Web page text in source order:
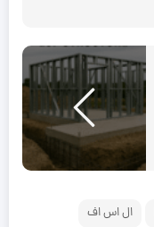
ال اس اف